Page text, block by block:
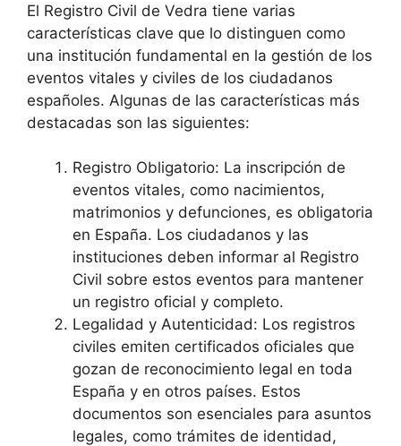
El Registro Civil de Vedra tiene varias
características clave que lo distinguen como
una institución fundamental en la gestión de los
eventos vitales y civiles de los ciudadanos
españoles. Algunas de las características más
destacadas son las siguientes:
Registro Obligatorio: La inscripción de
eventos vitales, como nacimientos,
matrimonios y defunciones, es obligatoria
en España. Los ciudadanos y las
instituciones deben informar al Registro
Civil sobre estos eventos para mantener
un registro oficial y completo.
Legalidad y Autenticidad: Los registros
civiles emiten certificados oficiales que
gozan de reconocimiento legal en toda
España y en otros países. Estos
documentos son esenciales para asuntos
legales, como trámites de identidad,